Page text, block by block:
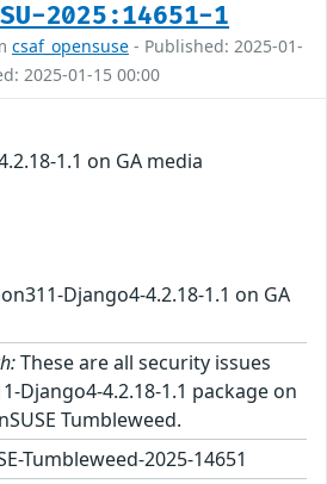
SU-2025:14651-1
csaf_opensuse - Published: 2025-01-
2025-01-15 00:00
1.1 on GA media
Django4-4.2.18-1.1 on GA
These are all security issues
Django4-4.2.18-1.1 package on
Tumbleweed.
Tumbleweed-2025-14651